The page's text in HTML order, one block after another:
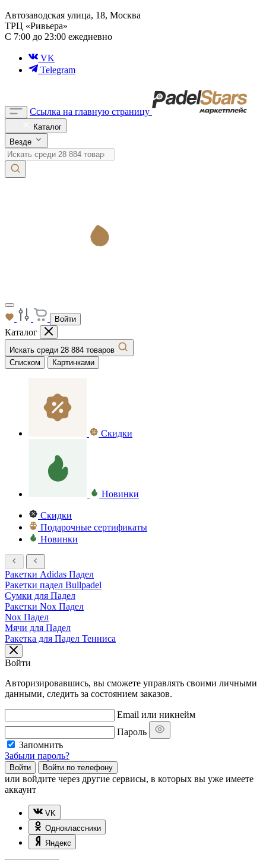
Автозаводская улица, 18, Москва
ТРЦ «Ривьера»
С 7:00 до 23:00 ежедневно
VK
Telegram
Ссылка на главную страницу
Каталог
Везде
Войти
Каталог
Искать среди 28 884 товаров
Списком
Картинками
Скидки
Новинки
Скидки
Подарочные сертификаты
Новинки
Ракетки Adidas Падел
Ракетки падел Bullpadel
Сумки для Падел
Ракетки Nox Падел
Nox Падел
Мячи для Падел
Ракетка для Падел Тенниса
Войти
Авторизировавшись, вы сможете управлять своими личными
данными, следить за состоянием заказов.
Email или никнейм
Пароль
Запомнить
Забыли пароль?
Войти Войти по телефону
или войдите через другие сервисы, в которых вы уже имеете
аккаунт
VK
Одноклассники
Яндекс